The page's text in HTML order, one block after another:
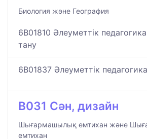
Биология және География
6B01810 Әлеуметтік
тану
6B01837 Әлеуметтік
B031 Сән, дизайн
Шығармашылық емтихан және
емтихан